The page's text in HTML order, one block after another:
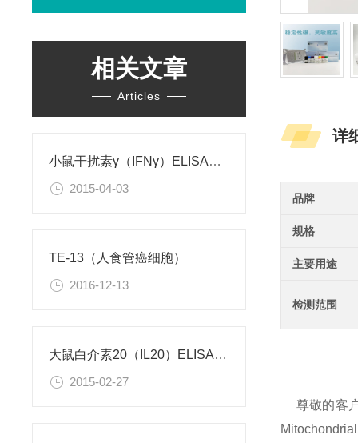
相关文章
Articles
小鼠干扰素γ（IFNγ）ELISA试剂盒
2015-04-03
TE-13（人食管癌细胞）
2016-12-13
大鼠白介素20（IL20）ELISA试剂盒
2015-02-27
详
品牌
规格
主要用途
检测范围
尊敬的客